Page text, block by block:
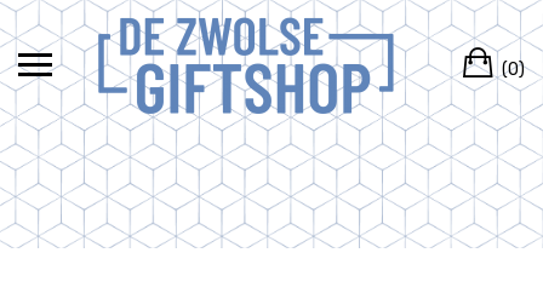
Ga
naar
de
inhoud
(0)